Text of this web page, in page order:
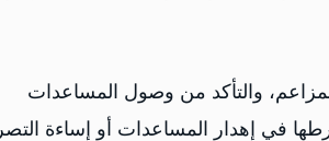
والتأكد من وصول المساعدات
في إهدار المساعدات أو إساءة